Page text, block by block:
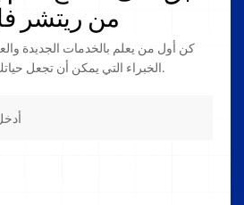
من ريتشر
كن أول من يعلم بالخدمات الجديدة
الخبراء التي يمكن أن تجعل حياتك اليومية أسهل.